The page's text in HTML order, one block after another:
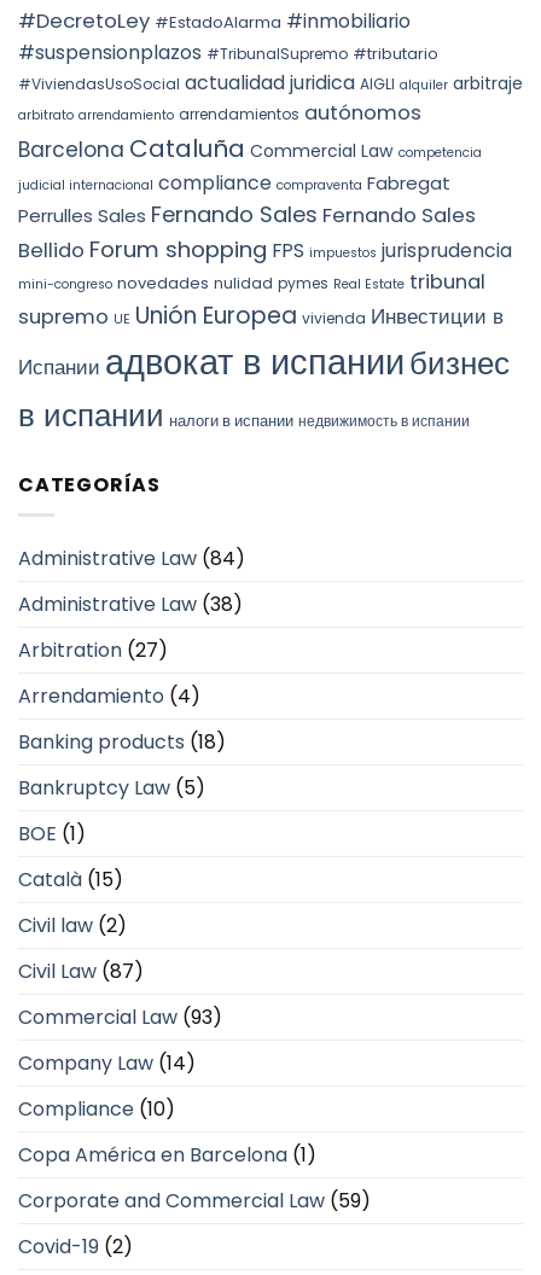
UNDER
DOCTRINE,
la
prórroga
forzosa
indefinida
#DecretoLey #EstadoAlarma #inmobiliario
#suspensionplazos #TribunalSupremo #tributario
#ViviendasUsoSocial actualidad juridica AIGLI alquiler arbitraje
arbitrato arrendamiento arrendamientos autónomos
Barcelona Cataluña Commercial Law competencia
judicial internacional compliance compraventa Fabregat
Perrulles Sales Fernando Sales Fernando Sales
Bellido Forum shopping FPS impuestos jurisprudencia
mini-congreso novedades nulidad pymes Real Estate tribunal
supremo UE Unión Europea vivienda Инвестиции в
Испании адвокат в испаниибизнес
в испании налоги в испании недвижимость в испании
CATEGORÍAS
Administrative Law (84)
Administrative Law (38)
Arbitration (27)
Arrendamiento (4)
Banking products (18)
Bankruptcy Law (5)
BOE (1)
Català (15)
Civil law (2)
Civil Law (87)
Commercial Law (93)
Company Law (14)
Compliance (10)
Copa América en Barcelona (1)
Corporate and Commercial Law (59)
Covid-19 (2)